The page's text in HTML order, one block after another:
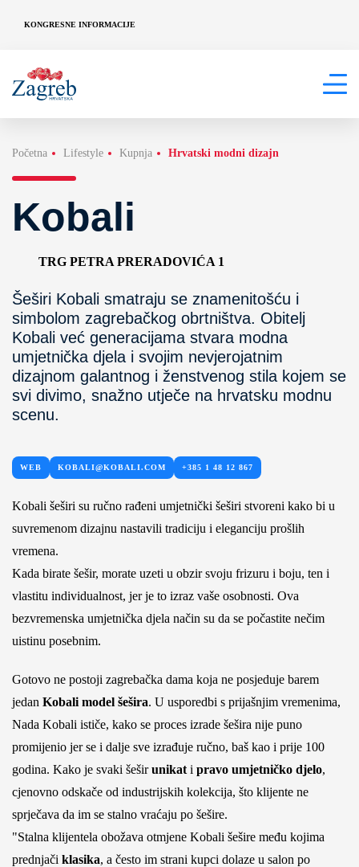
KONGRESNE INFORMACIJE
Početna Lifestyle Kupnja Hrvatski modni dizajn
Kobali
TRG PETRA PRERADOVIĆA 1
Šeširi Kobali smatraju se znamenitošću i
simbolom zagrebačkog obrtništva. Obitelj
Kobali već generacijama stvara modna
umjetnička djela i svojim nevjerojatnim
dizajnom galantnog i ženstvenog stila kojem se
svi divimo, snažno utječe na hrvatsku modnu
scenu.
WEB KOBALI@KOBALI.COM +385 1 48 12 867
Kobali šeširi su ručno rađeni umjetnički šeširi stvoreni kako bi u
suvremenom dizajnu nastavili tradiciju i eleganciju prošlih
vremena.
Kada birate šešir, morate uzeti u obzir svoju frizuru i boju, ten i
vlastitu individualnost, jer je to izraz vaše osobnosti. Ova
bezvremenska umjetnička djela način su da se počastite nečim
uistinu posebnim.
Gotovo ne postoji zagrebačka dama koja ne posjeduje barem
jedan Kobali model šešira. U usporedbi s prijašnjim vremenima,
Nada Kobali ističe, kako se proces izrade šešira nije puno
promijenio jer se i dalje sve izrađuje ručno, baš kao i prije 100
godina. Kako je svaki šeširunikat i pravo umjetničko djelo,
cjenovno odskače od industrijskih kolekcija, što klijente ne
sprječava da im se stalno vraćaju po šešire.
"Stalna klijentela obožava otmjene Kobali šešire među kojima
prednjači klasika, a često im strani kupci dolaze u salon po